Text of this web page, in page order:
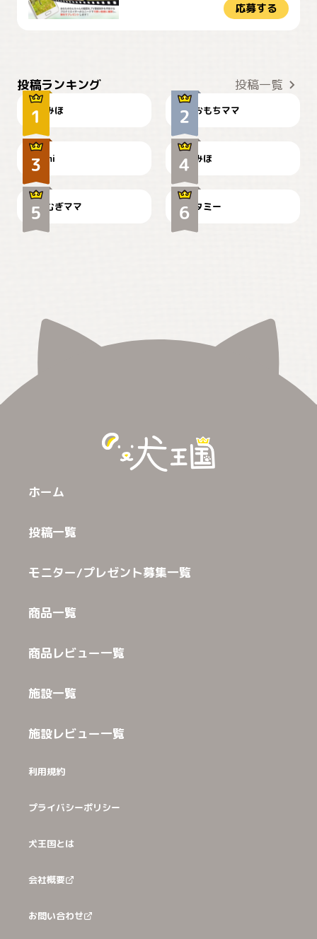
応募する
投稿ランキング 投稿一覧
みほ おもちママ
可愛い？
mi
見てるぞぉ
みほ
🌻とむぎ！
むぎママ
ドーベルマンのお友達邸に
て
タミー
ホーム
投稿一覧
モニター/プレゼント募集一覧
商品一覧
商品レビュー一覧
施設一覧
施設レビュー一覧
利用規約
プライバシーポリシー
犬王国とは
会社概要
お問い合わせ